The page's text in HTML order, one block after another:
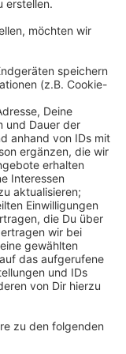
angemeldet.
auf. Die
Mit
Der Rhein-
für sein
wird
bzw. dem